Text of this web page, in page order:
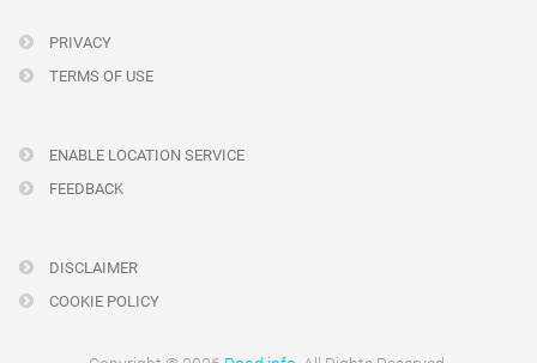
PRIVACY
TERMS OF USE
ENABLE LOCATION SERVICE
FEEDBACK
DISCLAIMER
COOKIE POLICY